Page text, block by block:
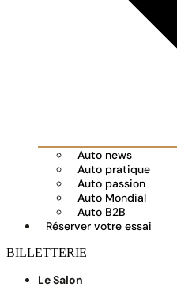
Auto news
Auto pratique
Auto passion
Auto Mondial
Auto B2B
Réserver votre essai
BILLETTERIE
Le Salon